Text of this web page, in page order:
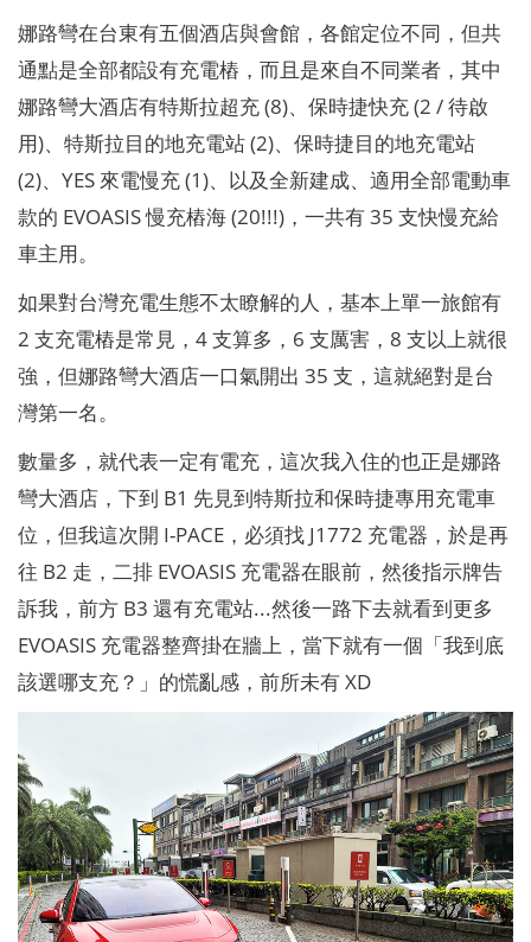
娜路彎在台東有五個酒店與會館，各館定位不同，但共
通點是全部都設有充電樁，而且是來自不同業者，其中
娜路彎大酒店有特斯拉超充 (8)、保時捷快充 (2 / 待啟
用)、特斯拉目的地充電站 (2)、保時捷目的地充電站
(2)、YES 來電慢充 (1)、以及全新建成、適用全部電動車
款的 EVOASIS 慢充樁海 (20!!!)，一共有 35 支快慢充給
車主用。
如果對台灣充電生態不太瞭解的人，基本上單一旅館有
2 支充電樁是常見，4 支算多，6 支厲害，8 支以上就很
強，但娜路彎大酒店一口氣開出 35 支，這就絕對是台
灣第一名。
數量多，就代表一定有電充，這次我入住的也正是娜路
彎大酒店，下到 B1 先見到特斯拉和保時捷專用充電車
位，但我這次開 I-PACE，必須找 J1772 充電器，於是再
往 B2 走，二排 EVOASIS 充電器在眼前，然後指示牌告
訴我，前方 B3 還有充電站...然後一路下去就看到更多
EVOASIS 充電器整齊掛在牆上，當下就有一個「我到底
該選哪支充？」的慌亂感，前所未有 XD